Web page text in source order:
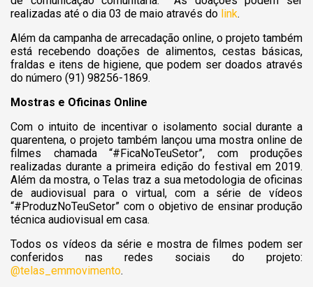
realizadas até o dia 03 de maio através do link.
Além da campanha de arrecadação online, o projeto também
está recebendo doações de alimentos, cestas básicas,
fraldas e itens de higiene, que podem ser doados através
do número (91) 98256-1869.
Mostras e Oficinas Online
Com o intuito de incentivar o isolamento social durante a
quarentena, o projeto também lançou uma mostra online de
filmes chamada “#FicaNoTeuSetor”, com produções
realizadas durante a primeira edição do festival em 2019.
Além da mostra, o Telas traz a sua metodologia de oficinas
de audiovisual para o virtual, com a série de vídeos
“#ProduzNoTeuSetor” com o objetivo de ensinar produção
técnica audiovisual em casa.
Todos os vídeos da série e mostra de filmes podem ser
conferidos nas redes sociais do projeto:
@telas_emmovimento.